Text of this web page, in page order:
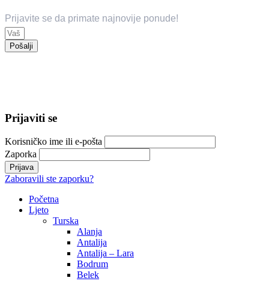
Prijavite se da primate najnovije ponude!
Pošalji
Prijaviti se
Korisničko ime ili e-pošta
Zaporka
Zaboravili ste zaporku?
Početna
Ljeto
Turska
Alanja
Antalija
Antalija – Lara
Bodrum
Belek